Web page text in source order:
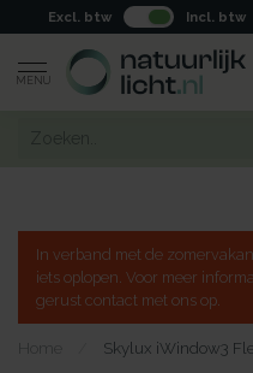
Excl. btw Incl. btw
MENU
In verband met de
iets oplopen. Voor meer
gerust contact met ons op.
Home Skylux iWindow3